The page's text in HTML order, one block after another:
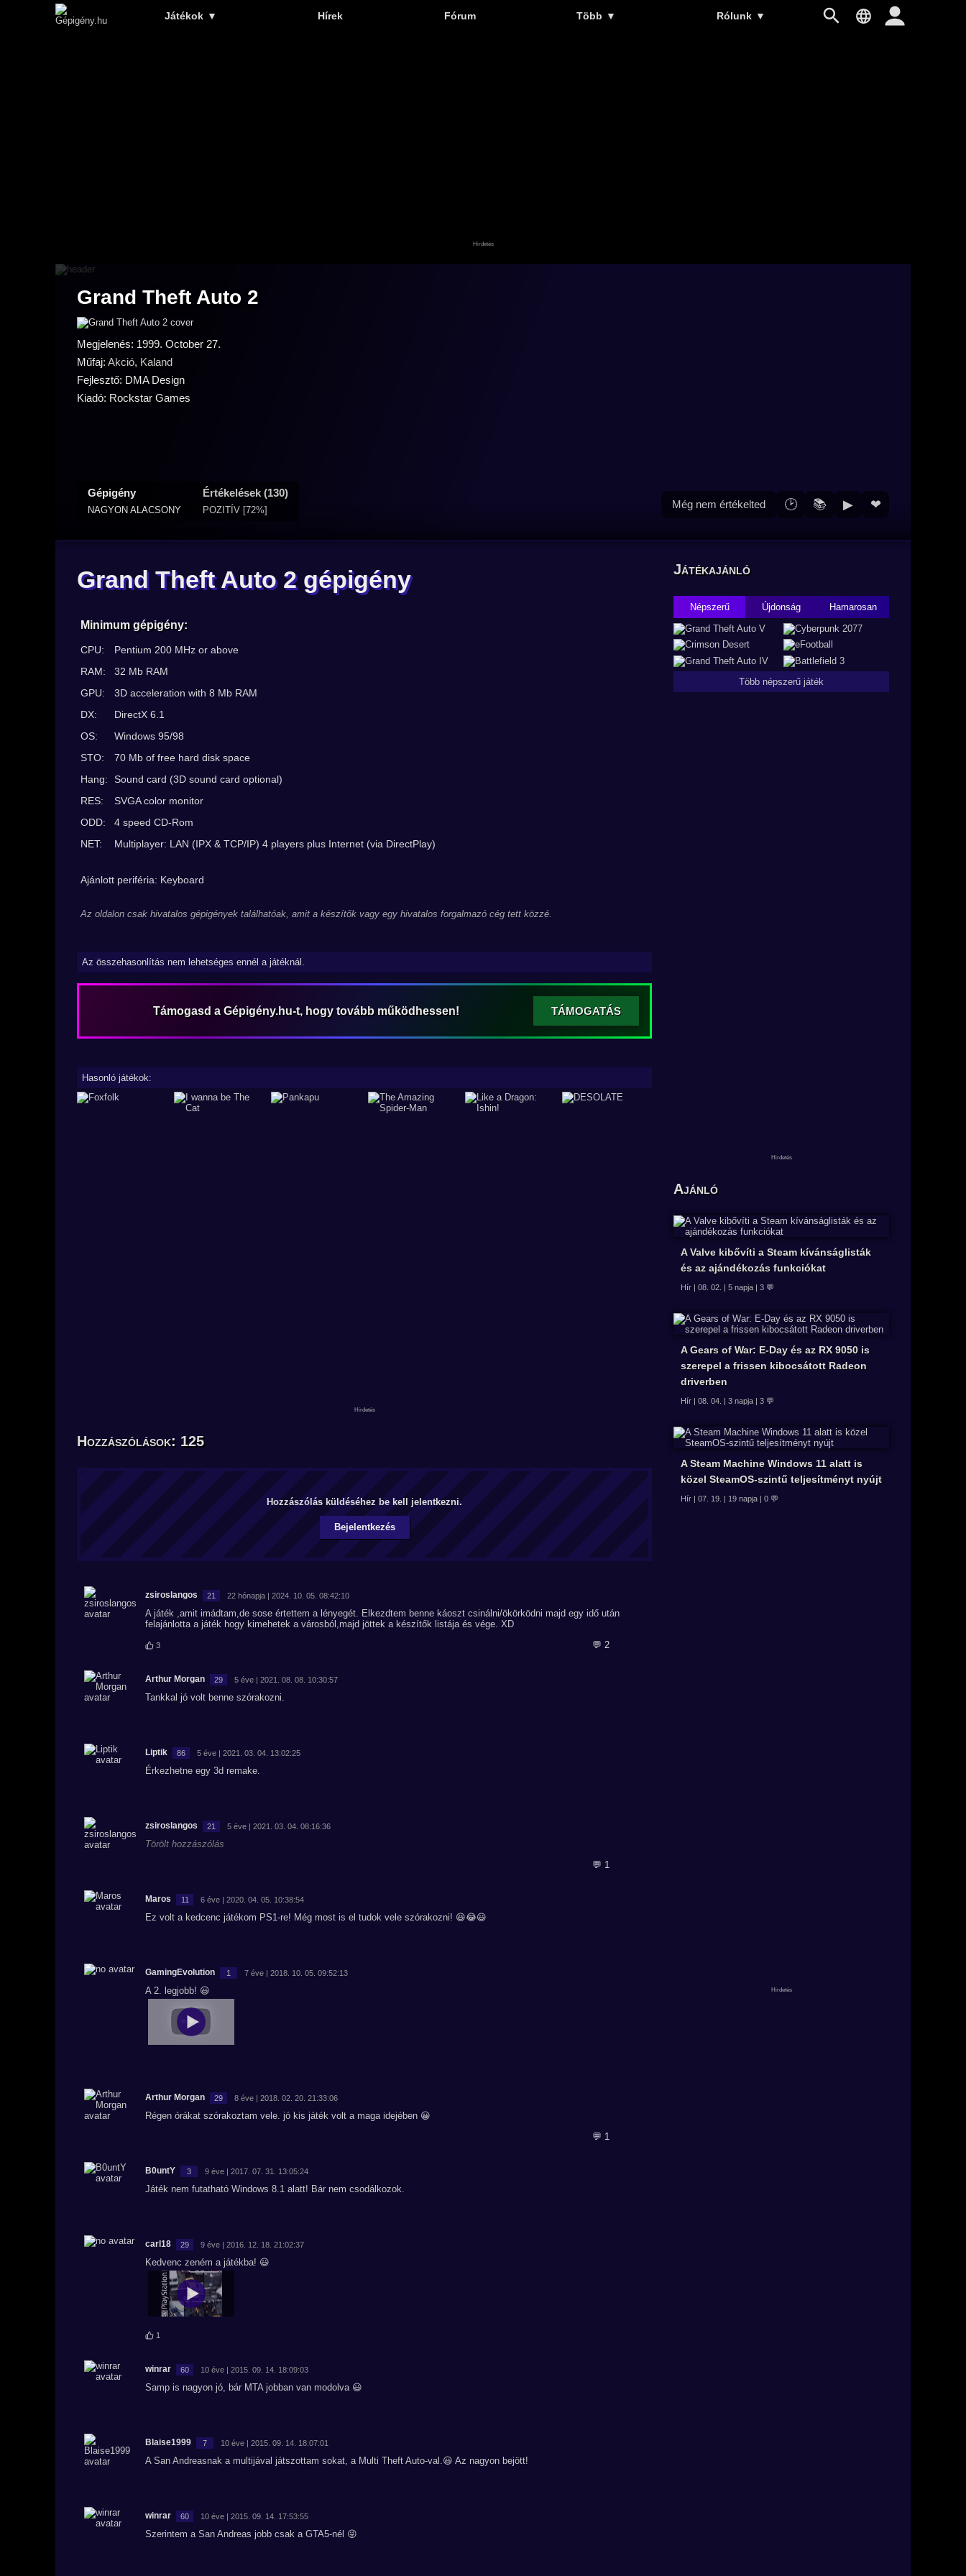
Játékok ▼ Hírek Fórum Több ▼ Rólunk ▼
Grand Theft Auto 2
Megjelenés: 1999. October 27.
Műfaj: Akció, Kaland
Fejlesztő: DMA Design
Kiadó: Rockstar Games
Gépigény
NAGYON ALACSONY
Értékelések (130)
POZITÍV [72%] Még nem értékelted 🕑 📚 ▶ ❤
Grand Theft Auto 2 gépigény
Minimum gépigény:
CPU:
Pentium 200 MHz or above
RAM:
32 Mb RAM
GPU:
3D acceleration with 8 Mb RAM
DX:
DirectX 6.1
OS:
Windows 95/98
STO:
70 Mb of free hard disk space
Hang:
Sound card (3D sound card optional)
RES:
SVGA color monitor
ODD:
4 speed CD-Rom
NET:
Multiplayer: LAN (IPX & TCP/IP) 4 players plus Internet (via DirectPlay)
Ajánlott periféria: Keyboard
Az oldalon csak hivatalos gépigények találhatóak, amit a készítők vagy egy hivatalos forgalmazó cég tett közzé.
Az összehasonlítás nem lehetséges ennél a játéknál.
Támogasd a Gépigény.hu-t, hogy tovább működhessen! TÁMOGATÁS
Hasonló játékok:
Hozzászólások: 125
Hozzászólás küldéséhez be kell jelentkezni.
Bejelentkezés
zsiroslangos 21 22 hónapja | 2024. 10. 05. 08:42:10
A játék ,amit imádtam,de sose értettem a lényegét. Elkezdtem benne káoszt csinálni/ökörködni majd egy idő után
felajánlotta a játék hogy kimehetek a városból,majd jöttek a készítők listája és vége. XD
3 💬 2
Arthur Morgan 29 5 éve | 2021. 08. 08. 10:30:57
Tankkal jó volt benne szórakozni.
Liptik 86 5 éve | 2021. 03. 04. 13:02:25
Érkezhetne egy 3d remake.
zsiroslangos 21 5 éve | 2021. 03. 04. 08:16:36
Törölt hozzászólás
💬 1
Maros 11 6 éve | 2020. 04. 05. 10:38:54
Ez volt a kedcenc játékom PS1-re! Még most is el tudok vele szórakozni! 😆😂😃
GamingEvolution 1 7 éve | 2018. 10. 05. 09:52:13
A 2. legjobb! 😃
Arthur Morgan 29 8 éve | 2018. 02. 20. 21:33:06
Régen órákat szórakoztam vele. jó kis játék volt a maga idejében 😀
💬 1
B0untY 3 9 éve | 2017. 07. 31. 13:05:24
Játék nem futatható Windows 8.1 alatt! Bár nem csodálkozok.
carl18 29 9 éve | 2016. 12. 18. 21:02:37
Kedvenc zeném a játékba! 😃
1
winrar 60 10 éve | 2015. 09. 14. 18:09:03
Samp is nagyon jó, bár MTA jobban van modolva 😃
Blaise1999 7 10 éve | 2015. 09. 14. 18:07:01
A San Andreasnak a multijával játszottam sokat, a Multi Theft Auto-val.😃 Az nagyon bejött!
winrar 60 10 éve | 2015. 09. 14. 17:53:55
Szerintem a San Andreas jobb csak a GTA5-nél 😜
Játékajánló
Népszerű Újdonság Hamarosan
Több népszerű játék
Ajánló
A Valve kibővíti a Steam kívánságlisták
és az ajándékozás funkciókat
Hír | 08. 02. | 5 napja | 3 💬
A Gears of War: E-Day és az RX 9050 is
szerepel a frissen kibocsátott Radeon
driverben
Hír | 08. 04. | 3 napja | 3 💬
A Steam Machine Windows 11 alatt is
közel SteamOS-szintű teljesítményt nyújt
Hír | 07. 19. | 19 napja | 0 💬